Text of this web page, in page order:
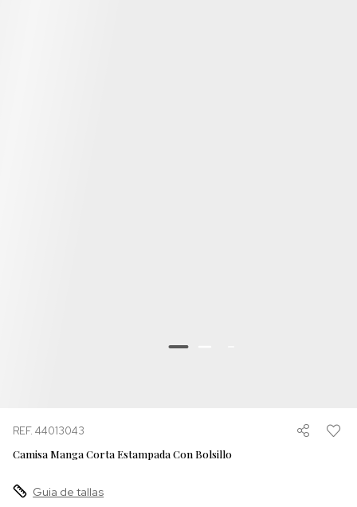
REF. 44013043
Camisa Manga Corta Estampada Con Bolsillo
Guia de tallas